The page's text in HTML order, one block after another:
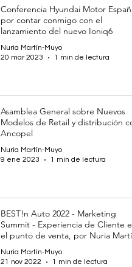
Conferencia Hyundai Motor España
por contar conmigo con el
lanzamiento del nuevo Ioniq6
Nuria Martín-Muyo
20 mar 2023
1 min de lectura
Asamblea General sobre Nuevos
Modelos de Retail y distribución
Ancopel
Nuria Martín-Muyo
9 ene 2023
1 min de lectura
BEST!n Auto 2022 - Marketing
Summit - Experiencia de Cliente en
el punto de venta, por Nuria Martín
Nuria Martín-Muyo
21 nov 2022
1 min de lectura